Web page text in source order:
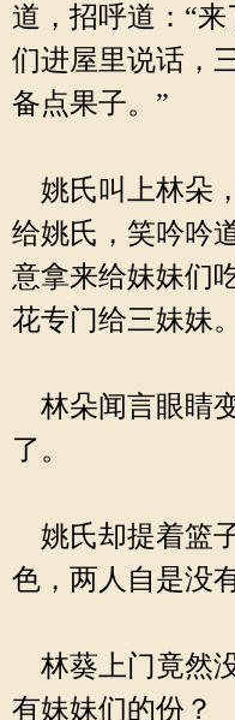
道，招呼道：“
们进屋里说话，
备点果子。”
姚氏叫上林朵
给姚氏，笑吟吟
意拿来给妹妹们
花专门给三妹妹
林朵闻言眼睛
了。
姚氏却提着篮
色，两人自是没
林葵上门竟然
有妹妹们的份？